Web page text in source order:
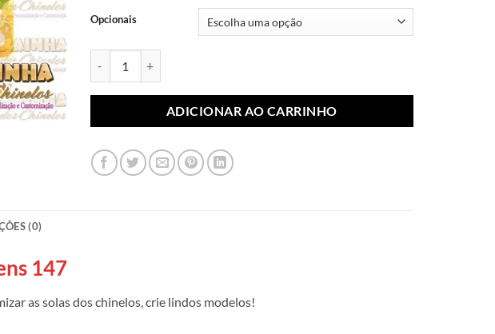
Opcionais
ADICIONAR AO CARRINHO
(0)
147
as solas dos chinelos, crie lindos modelos!